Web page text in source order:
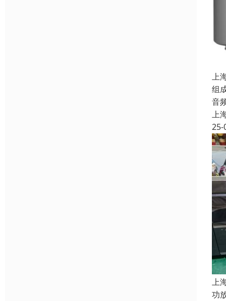
上
组
音
上
25-
上
功